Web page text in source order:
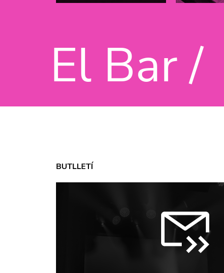
El Bar /
BUTLLETÍ